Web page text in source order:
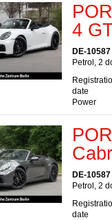
4
DE-
Petrol, 2
date
Power
DE-
Petrol, 2
date